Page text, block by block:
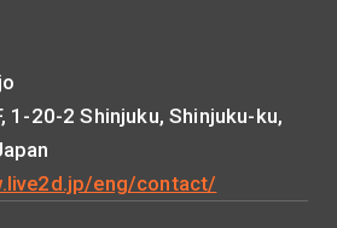
1-20-2 Shinjuku, Shinjuku-ku,
eng/contact/